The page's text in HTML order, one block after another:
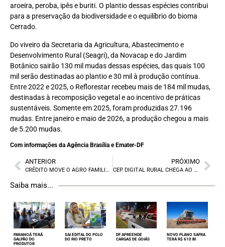
aroeira, peroba, ipês e buriti. O plantio dessas espécies contribui
para a preservação da biodiversidade e o equilíbrio do bioma
Cerrado.
Do viveiro da Secretaria da Agricultura, Abastecimento e
Desenvolvimento Rural (Seagri), da Novacap e do Jardim
Botânico sairão 130 mil mudas dessas espécies, das quais 100
mil serão destinadas ao plantio e 30 mil à produção contínua.
Entre 2022 e 2025, o Reflorestar recebeu mais de 184 mil mudas,
destinadas à recomposição vegetal e ao incentivo de práticas
sustentáveis. Somente em 2025, foram produzidas 27.196
mudas. Entre janeiro e maio de 2026, a produção chegou a mais
de 5.200 mudas.
Com informações da Agência Brasília e Emater-DF
ANTERIOR
CRÉDITO MOVE O AGRO FAMILIAR
PRÓXIMO
CEP DIGITAL RURAL CHEGA AO DF
Saiba mais...
PARANOÁ TERÁ
GALPÃO DO
PRODUTOR
SAI EDITAL DO POLO
DO RIO PRETO
DF APREENDE
CARGAS DE GOIÁS
NOVO PLANO SAFRA
TERÁ R$ 610 BI